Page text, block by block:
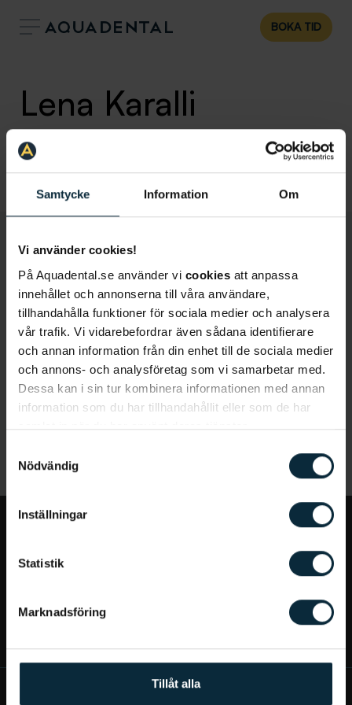
Samtycke Information Om
Vi använder cookies!
På Aquadental.se använder vi cookies att anpassa
innehållet och annonserna till våra användare,
tillhandahålla funktioner för sociala medier och analysera
vår trafik. Vi vidarebefordrar även sådana identifierare
och annan information från din enhet till de sociala medier
och annons- och analysföretag som vi samarbetar med.
Dessa kan i sin tur kombinera informationen med annan
information som du har tillhandahållit eller som de har
samlat in när du har använt deras tjänster.
Nödvändig
Inställningar
Statistik
Marknadsföring
Tillåt alla
BOKA TID
Lena Karalli
Allmäntandläkare, Klinikchef
Klinik: